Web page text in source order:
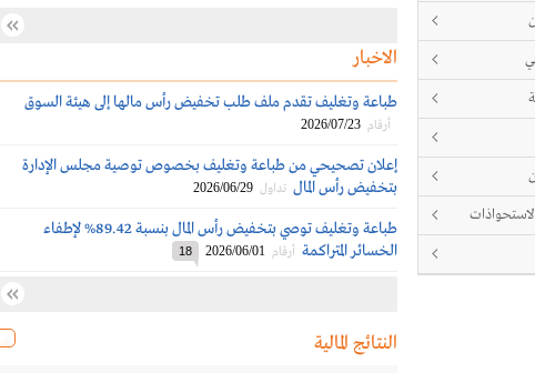
الاخبار
طباعة وتغليف تقدم ملف طلب تخفيض رأس مالها إلى هيئة السوق
أرقام 2026/07/23
إعلان تصحيحي من طباعة وتغليف بخصوص توصية مجلس الإدارة
بتخفيض رأس المال تداول 2026/06/29
طباعة وتغليف توصي بتخفيض رأس المال بنسبة 89.42% لإطفاء
الخسائر المتراكمة أرقام 2026/06/01
18
النتائج المالية